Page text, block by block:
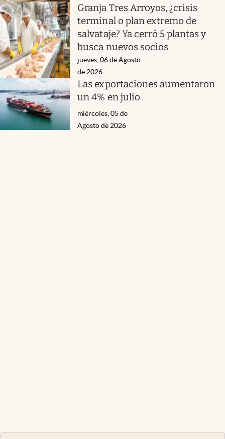
Granja Tres Arroyos, ¿crisis
terminal o plan extremo de
salvataje? Ya cerró 5 plantas y
busca nuevos socios
jueves, 06 de Agosto
de 2026
Las exportaciones aumentaron
un 4% en julio
miércoles, 05 de
Agosto de 2026